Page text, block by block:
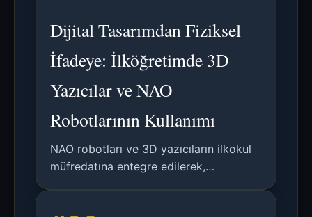
Dijital Tasarımdan Fiziksel
İfadeye: İlköğretimde 3D
Yazıcılar ve NAO
Robotlarının Kullanımı
NAO robotları ve 3D yazıcıların ilkokul
müfredatına entegre edilerek,